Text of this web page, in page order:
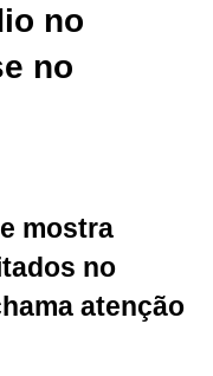
no
no
mostra
no
atenção